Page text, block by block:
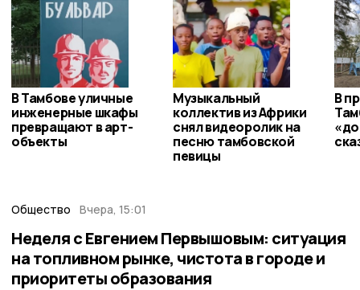
В Тамбове уличные
инженерные шкафы
превращают в арт-
объекты
Музыкальный
коллектив из Африки
снял видеоролик на
песню тамбовской
певицы
В
Общество Вчера, 15:01
Неделя с Евгением Первышовым: ситуация
на топливном рынке, чистота в городе и
приоритеты образования